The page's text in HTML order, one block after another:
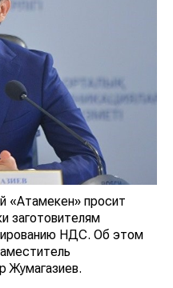
«Атамекен» просит
заготовителям
НДС. Об этом
Жумагазиев.